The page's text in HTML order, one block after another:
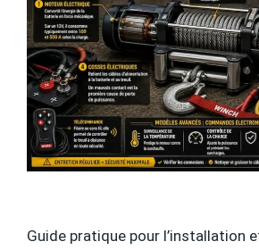
Guide pratique pour l’installation